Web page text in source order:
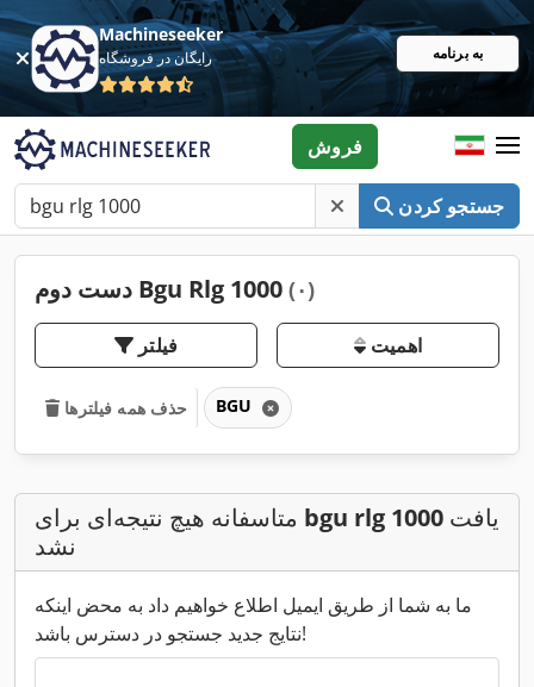
Machineseeker
رایگان در فروشگاه به برنامه
جستجو کردن
فروش
دست دوم Bgu Rlg 1000 (۰)
فیلتر اهمیت
حذف همه فیلترها BGU
bgu rlg 1000
نشد
ما به شما از طریق ایمیل اطلاع خواهیم داد به محض اینکه
نتایج جدید جستجو در دسترس باشد!